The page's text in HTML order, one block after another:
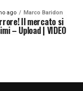
eccetto per
ago Marco Baridon
Il mercato si
– Upload | VIDEO